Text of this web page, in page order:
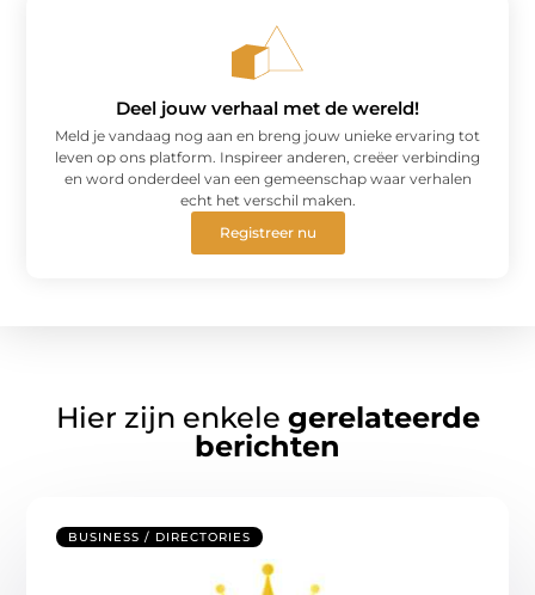
Deel jouw verhaal met de wereld!
Meld je vandaag nog aan en breng jouw unieke ervaring tot
leven op ons platform. Inspireer anderen, creëer verbinding
en word onderdeel van een gemeenschap waar verhalen
echt het verschil maken.
Registreer nu
Hier zijn enkele gerelateerde
berichten
BUSINESS / DIRECTORIES